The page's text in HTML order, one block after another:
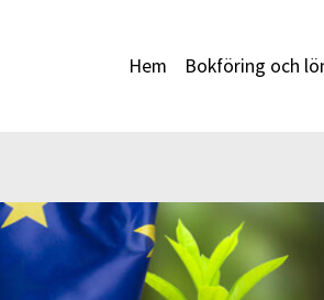
Hem Bokföring och